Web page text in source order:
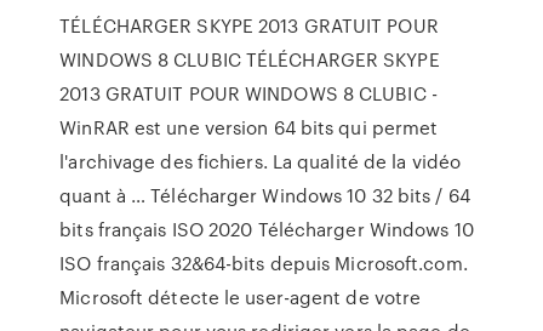
TÉLÉCHARGER SKYPE 2013 GRATUIT POUR
WINDOWS 8 CLUBIC TÉLÉCHARGER SKYPE
2013 GRATUIT POUR WINDOWS 8 CLUBIC -
WinRAR est une version 64 bits qui permet
l'archivage des fichiers. La qualité de la vidéo
quant à … Télécharger Windows 10 32 bits / 64
bits français ISO 2020 Télécharger Windows 10
ISO français 32&64-bits depuis Microsoft.com.
Microsoft détecte le user-agent de votre